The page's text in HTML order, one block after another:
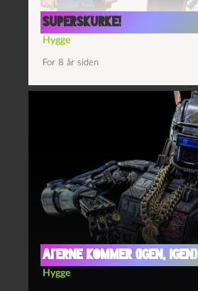
Superskurke!
Hygge
For 8 år siden
AI’erne kommer (igen, igen)
Hygge